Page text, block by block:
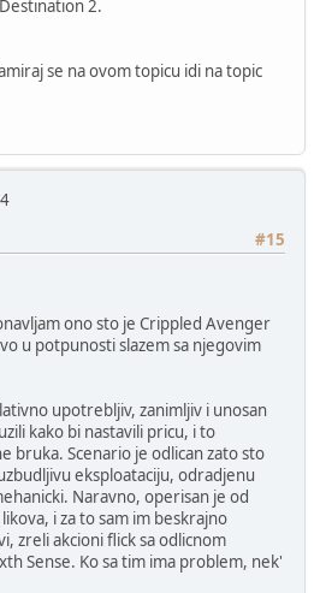
2.
se na ovom topicu idi na topic
4
#15
ono sto je Crippled Avenger
u potpunosti slazem sa njegovim
upotrebljiv, zanimljiv i unosan
kako bi nastavili pricu, i to
bruka. Scenario je odlican zato sto
eksploataciju, odradjenu
Naravno, operisan je od
i za to sam im beskrajno
zreli akcioni flick sa odlicnom
Sense. Ko sa tim ima problem, nek'